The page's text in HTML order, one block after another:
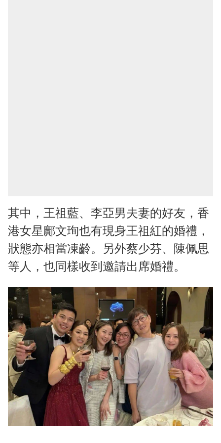
其中，王祖藍、李亞男夫妻的好友，香
港女星鄺文珣也有現身王祖紅的婚禮，
狀態亦相當凍齡。另外蔡少芬、陳佩思
等人，也同樣收到邀請出席婚禮。